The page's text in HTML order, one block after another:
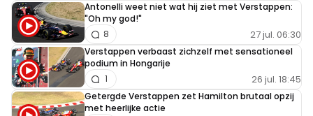
Antonelli weet niet wat hij ziet met Verstappen:
"Oh my god!"
27 jul. 06:30
8
Verstappen verbaast zichzelf met sensationeel
podium in Hongarije
26 jul. 18:45
1
Getergde Verstappen zet Hamilton brutaal opzij
met heerlijke actie